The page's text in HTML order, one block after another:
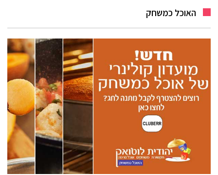
האוכל כמשחק